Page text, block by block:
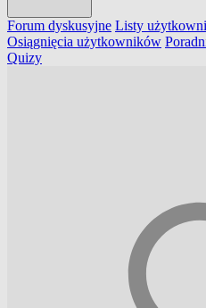
Forum dyskusyjne Listy
Osiągnięcia użytkowników
Quizy